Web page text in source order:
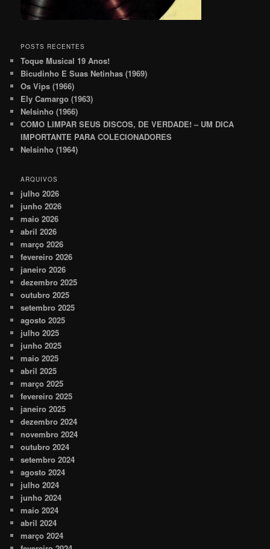
POSTS RECENTES
Toque Musical 19 Anos!
Bicudinho E Suas Netinhas (1969)
Os Vips (1966)
Ely Camargo (1963)
Nelsinho (1966)
COMO LIMPAR SEUS DISCOS, DE VERDADE! – UM DICA
IMPORTANTE PARA COLECIONADORES
Nelsinho (1964)
ARQUIVOS
julho 2026
junho 2026
maio 2026
abril 2026
março 2026
fevereiro 2026
janeiro 2026
dezembro 2025
outubro 2025
setembro 2025
agosto 2025
julho 2025
junho 2025
maio 2025
abril 2025
março 2025
fevereiro 2025
janeiro 2025
dezembro 2024
novembro 2024
outubro 2024
setembro 2024
agosto 2024
julho 2024
junho 2024
maio 2024
abril 2024
março 2024